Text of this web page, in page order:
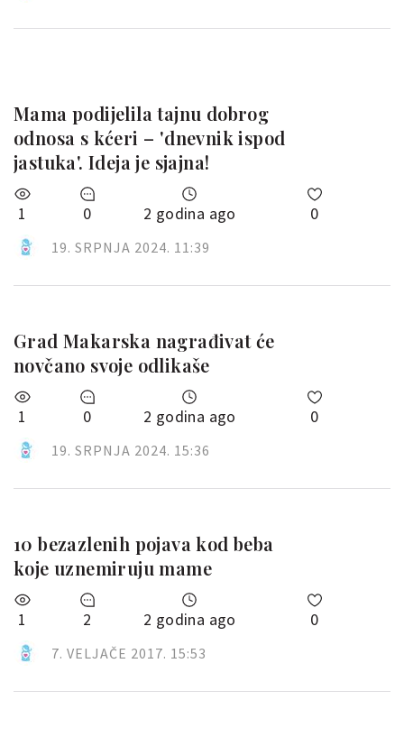
Mama podijelila tajnu dobrog
odnosa s kćeri – 'dnevnik ispod
jastuka'. Ideja je sjajna!
1 0 2 godina ago 0
19. SRPNJA 2024. 11:39
Grad Makarska nagrađivat će
novčano svoje odlikaše
1 0 2 godina ago 0
19. SRPNJA 2024. 15:36
10 bezazlenih pojava kod beba
koje uznemiruju mame
1 2 2 godina ago 0
7. VELJAČE 2017. 15:53